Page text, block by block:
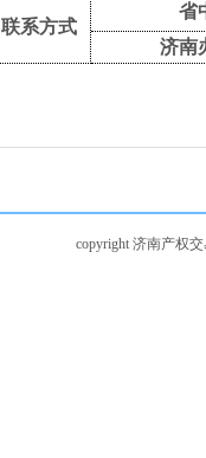
联系方式
省
济南
copyright 济南产权